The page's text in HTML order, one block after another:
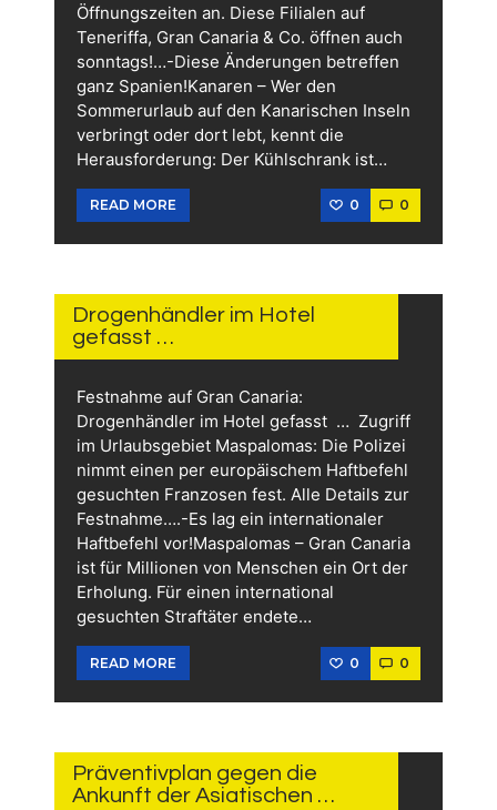
Öffnungszeiten an. Diese Filialen auf
Teneriffa, Gran Canaria & Co. öffnen auch
sonntags!…-Diese Änderungen betreffen
ganz Spanien!Kanaren – Wer den
Sommerurlaub auf den Kanarischen Inseln
verbringt oder dort lebt, kennt die
Herausforderung: Der Kühlschrank ist…
READ MORE 0 0
2026
Drogenhändler im Hotel
gefasst …
Festnahme auf Gran Canaria:
Drogenhändler im Hotel gefasst … Zugriff
im Urlaubsgebiet Maspalomas: Die Polizei
nimmt einen per europäischem Haftbefehl
gesuchten Franzosen fest. Alle Details zur
Festnahme….-Es lag ein internationaler
Haftbefehl vor!Maspalomas – Gran Canaria
ist für Millionen von Menschen ein Ort der
Erholung. Für einen international
gesuchten Straftäter endete…
READ MORE 0 0
Präventivplan gegen die
Ankunft der Asiatischen …